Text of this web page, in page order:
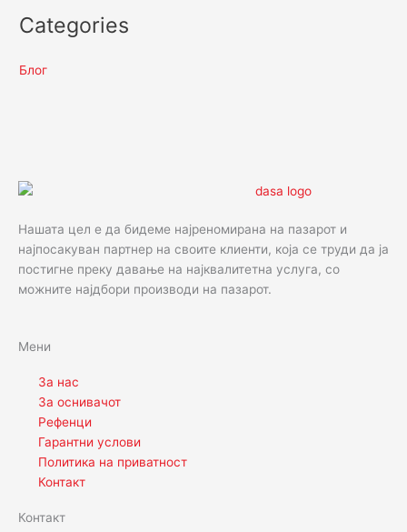
Categories
Блог
Нашата цел е да бидеме најреномирана на пазарот и
најпосакуван партнер на своите клиенти, која се труди да ја
постигне преку давање на најквалитетна услуга, со
можните најдбори производи на пазарот.
Мени
За нас
За оснивачот
Рефенци
Гарантни услови
Политика на приватност
Контакт
Контакт